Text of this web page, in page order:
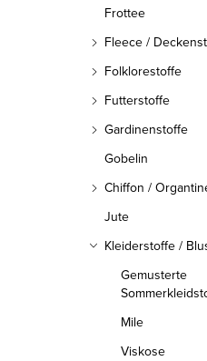
Frottee
Fleece /
Folklorestoffe
Futterstoffe
Gardinenstoffe
Gobelin
Chiffon /
Jute
Kleiderstoffe /
Gemusterte
Mile
Viskose